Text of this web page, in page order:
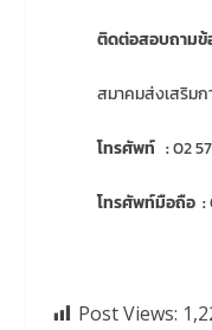
ติดต่อสอบถามข้
สมาคมส่งเสริมก
โทรศัพท์ :02
โทรศัพท์มือถือ :
Post Views: